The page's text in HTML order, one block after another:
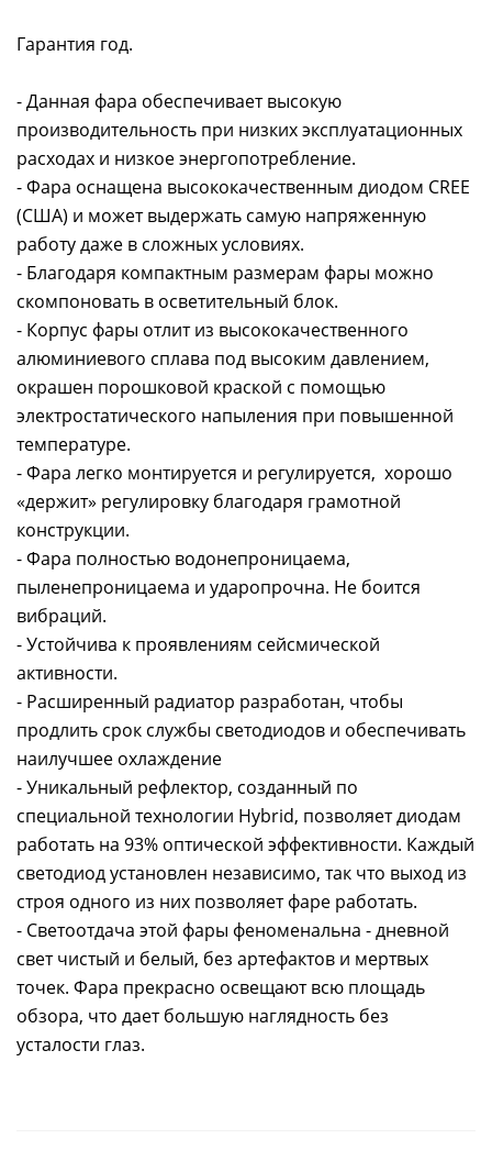
Гарантия год.
- Данная фара обеспечивает высокую
производительность при низких эксплуатационных
расходах и низкое энергопотребление.
- Фара оснащена высококачественным диодом CREE
(США) и может выдержать самую напряженную
работу даже в сложных условиях.
- Благодаря компактным размерам фары можно
скомпоновать в осветительный блок.
- Корпус фары отлит из высококачественного
алюминиевого сплава под высоким давлением,
окрашен порошковой краской с помощью
электростатического напыления при повышенной
температуре.
- Фара легко монтируется и регулируется, хорошо
«держит» регулировку благодаря грамотной
конструкции.
- Фара полностью водонепроницаема,
пыленепроницаема и ударопрочна. Не боится
вибраций.
- Устойчива к проявлениям сейсмической
активности.
- Расширенный радиатор разработан, чтобы
продлить срок службы светодиодов и обеспечивать
наилучшее охлаждение
- Уникальный рефлектор, созданный по
специальной технологии Hybrid, позволяет диодам
работать на 93% оптической эффективности. Каждый
светодиод установлен независимо, так что выход из
строя одного из них позволяет фаре работать.
- Светоотдача этой фары феноменальна - дневной
свет чистый и белый, без артефактов и мертвых
точек. Фара прекрасно освещают всю площадь
обзора, что дает большую наглядность без
усталости глаз.